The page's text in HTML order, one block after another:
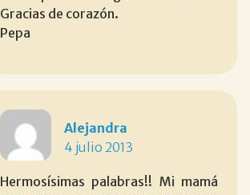
Gracias de corazón.
Pepa
Alejandra
4 julio 2013
Hermosísimas palabras!! Mi mamá